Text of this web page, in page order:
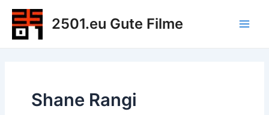
Zum
Inhalt
springen
2501.eu Gute Filme
Shane Rangi